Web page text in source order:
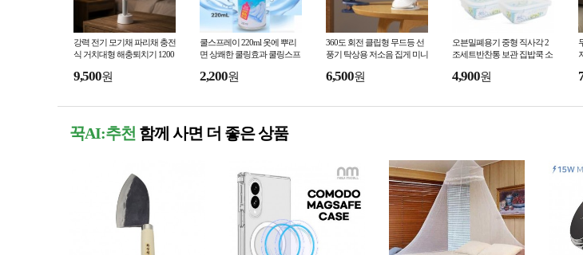
강력 전기 모기채 파리채 충전
식 거치대형 해충퇴치기 1200
USB 충전 거치형
9,500원
쿨스프레이 220ml 옷에 뿌리
면 상쾌한 쿨링효과 쿨링스프
2,200원
360도 회전 클립형 무드등 선
풍기 탁상용 저소음 집게 미니
드등 클립형
6,500원
오븐밀폐용기 중형 직사각 2
조세트반찬통 보관 집밥쿡 소
4,900원
꾹AI:추천 함께 사면 더 좋은 상품